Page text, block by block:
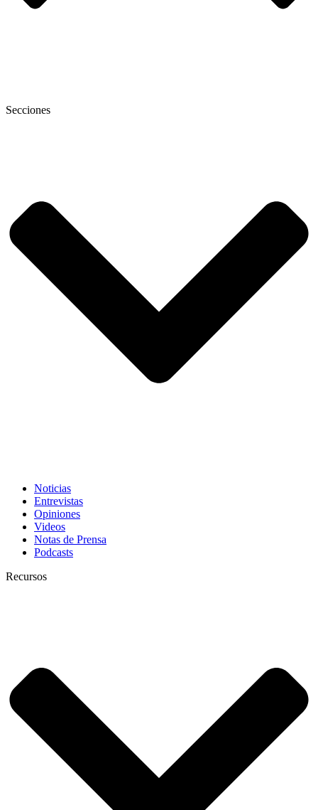
Secciones
Noticias
Entrevistas
Opiniones
Videos
Notas de Prensa
Podcasts
Recursos